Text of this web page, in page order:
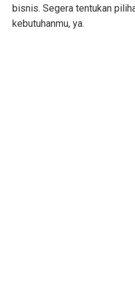
bisnis. Segera tentukan
kebutuhanmu, ya.